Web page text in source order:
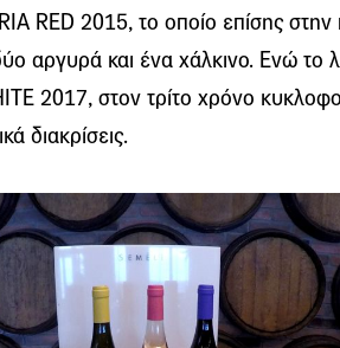
RED 2015, το οποίο επίσης
αργυρά και ένα χάλκινο. Ενώ το
2017, στον τρίτο χρόνο
διακρίσεις.